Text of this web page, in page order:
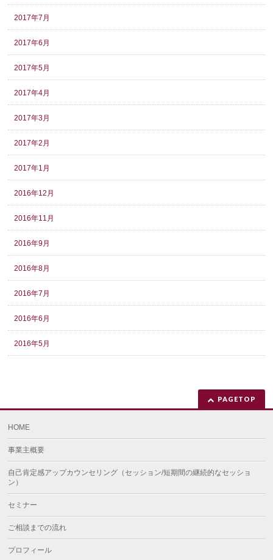
2017年7月
2017年6月
2017年5月
2017年4月
2017年3月
2017年2月
2017年1月
2016年12月
2016年11月
2016年9月
2016年8月
2016年7月
2016年6月
2016年5月
PAGETOP
HOME
事業主概要
自己肯定感アップカウンセリング（セッション/短期間の継続的なセッショ
ン）
セミナー
ご相談までの流れ
プロフィール